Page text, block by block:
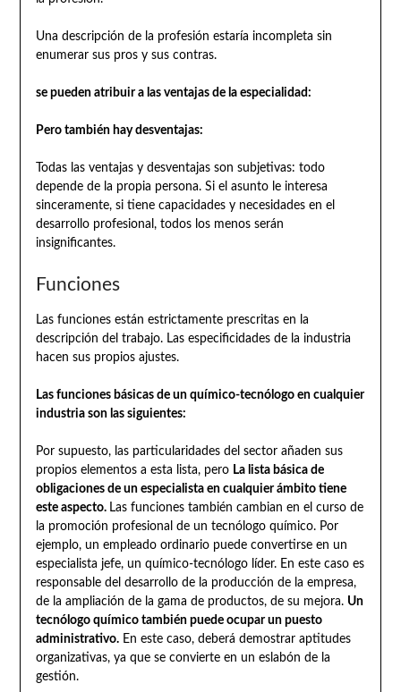
Una descripción de la profesión estaría incompleta sin
enumerar sus pros y sus contras.
se pueden atribuir a las ventajas de la especialidad:
Pero también hay desventajas:
Todas las ventajas y desventajas son subjetivas: todo
depende de la propia persona. Si el asunto le interesa
sinceramente, si tiene capacidades y necesidades en el
desarrollo profesional, todos los menos serán
insignificantes.
Funciones
Las funciones están estrictamente prescritas en la
descripción del trabajo. Las especificidades de la industria
hacen sus propios ajustes.
Las funciones básicas de un químico-tecnólogo en cualquier
industria son las siguientes:
Por supuesto, las particularidades del sector añaden sus
propios elementos a esta lista, pero La lista básica de
obligaciones de un especialista en cualquier ámbito tiene
este aspecto. Las funciones también cambian en el curso de
la promoción profesional de un tecnólogo químico. Por
ejemplo, un empleado ordinario puede convertirse en un
especialista jefe, un químico-tecnólogo líder. En este caso es
responsable del desarrollo de la producción de la empresa,
de la ampliación de la gama de productos, de su mejora. Un
tecnólogo químico también puede ocupar un puesto
administrativo.En este caso, deberá demostrar aptitudes
organizativas, ya que se convierte en un eslabón de la
gestión.